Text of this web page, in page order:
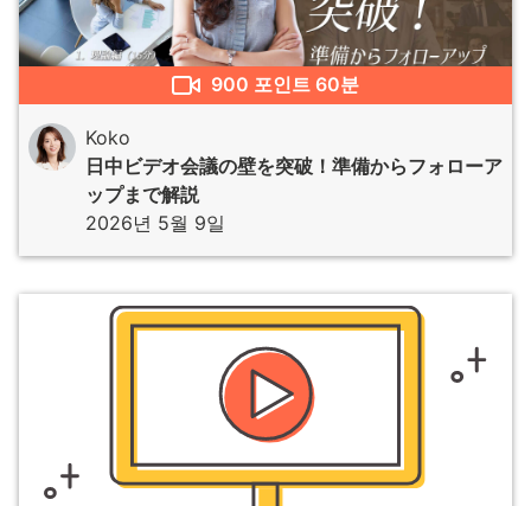
900 포인트60분
Koko
日中ビデオ会議の壁を突破！準備からフォローア
ップまで解説
2026년 5월 9일